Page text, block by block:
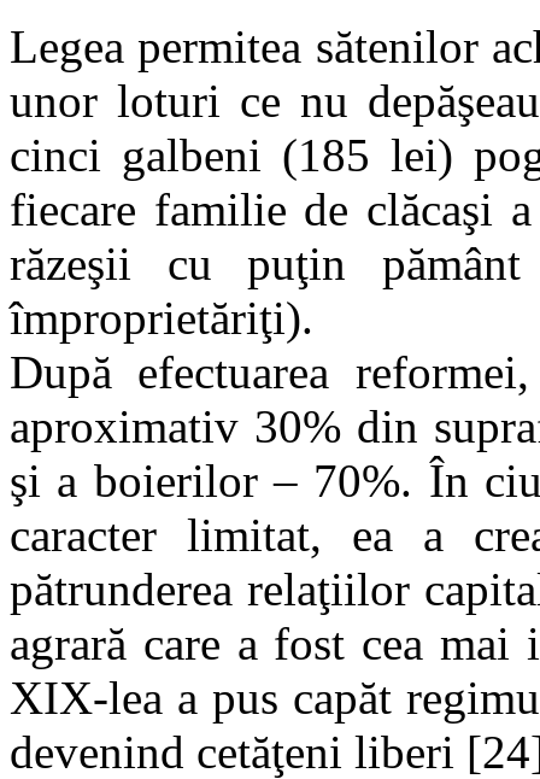
Legea permitea sătenilor
unor loturi ce nu
cinci galbeni (185 lei)
fiecare familie de clăcaşi
răzeşii cu puţin
împroprietăriţi).
După efectuarea
aproximativ 30% din
şi a boierilor – 70%. În
caracter limitat, ea a
pătrunderea relaţiilor
agrară care a fost cea
XIX-lea a pus capăt
devenind cetăţeni liberi